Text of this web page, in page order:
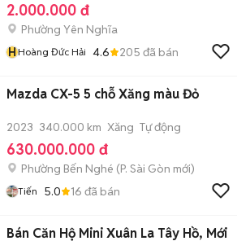
2.000.000 đ
Phường Yên Nghĩa
HHoàng Đức Hải 4.6 205 đã bán
Mazda CX-5 5 chỗ Xăng màu Đỏ
2023 340.000 km Xăng Tự động
630.000.000 đ
Phường Bến Nghé (P. Sài Gòn mới)
Tiến 5.0 16 đã bán
Bán Căn Hộ Mini Xuân La Tây Hồ, Mới